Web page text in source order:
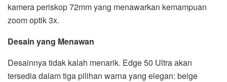
kamera periskop 72mm yang menawarkan kemampuan
zoom optik 3x.
Desain yang Menawan
Desainnya tidak kalah menarik. Edge 50 Ultra akan
tersedia dalam tiga pilihan warna yang elegan: beige